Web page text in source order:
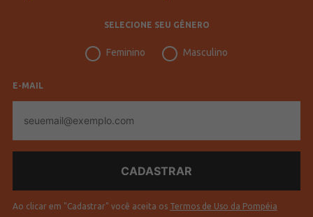
SELECIONE SEU GÊNERO
Feminino Masculino
E-MAIL
mail
Ao clicar em "Cadastrar" você aceita os Termos de Uso da Pompéia